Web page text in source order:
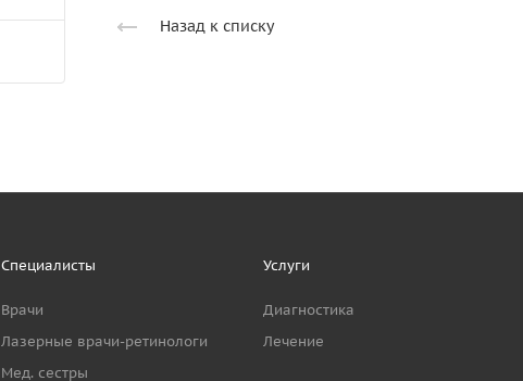
Назад к списку
Специалисты
Врачи
Лазерные врачи-ретинологи
Мед. сестры
Услуги
Диагностика
Лечение